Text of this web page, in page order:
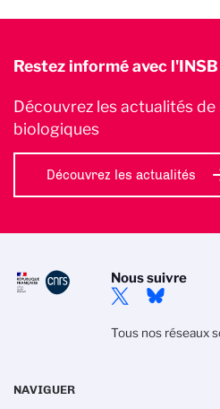
Restez informé avec l'INSB
Découvrez les actualités
biologiques
Découvrez les actualités
Nous suivre
Tous nos réseaux
NAVIGUER